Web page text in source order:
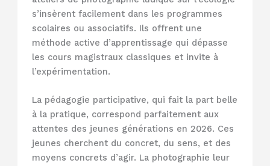
s’insèrent facilement dans les programmes
scolaires ou associatifs. Ils offrent une
méthode active d’apprentissage qui dépasse
les cours magistraux classiques et invite à
l’expérimentation.
La pédagogie participative, qui fait la part belle
à la pratique, correspond parfaitement aux
attentes des jeunes générations en 2026. Ces
jeunes cherchent du concret, du sens, et des
moyens concrets d’agir. La photographie leur